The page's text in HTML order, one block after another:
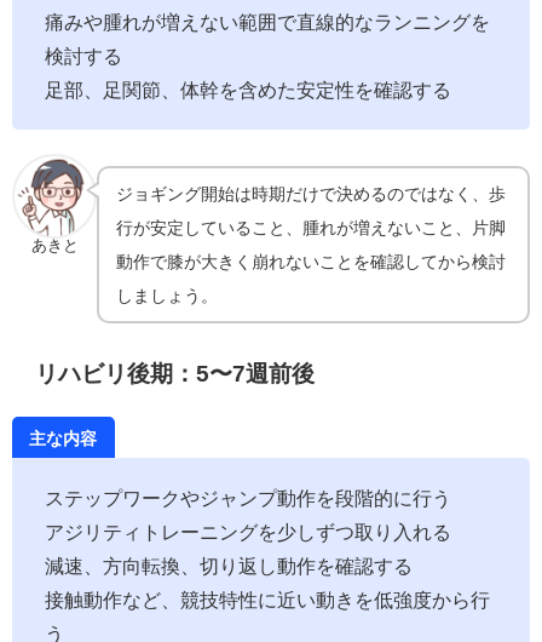
痛みや腫れが増えない範囲で直線的なランニングを
検討する
足部、足関節、体幹を含めた安定性を確認する
あきと
ジョギング開始は時期だけで決めるのではなく、歩
行が安定していること、腫れが増えないこと、片脚
動作で膝が大きく崩れないことを確認してから検討
しましょう。
リハビリ後期：5〜7週前後
主な内容
ステップワークやジャンプ動作を段階的に行う
アジリティトレーニングを少しずつ取り入れる
減速、方向転換、切り返し動作を確認する
接触動作など、競技特性に近い動きを低強度から行
う